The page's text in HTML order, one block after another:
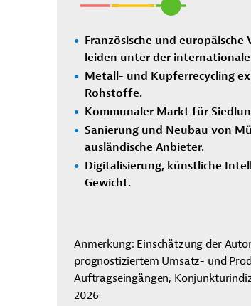
Französische und
leiden unter der
Metall- und Kupferrecycling
Rohstoffe.
Kommunaler Markt für
Sanierung und Neubau von
ausländische Anbieter.
Digitalisierung, künstliche
Gewicht.
Anmerkung: Einschätzung der
prognostiziertem Umsatz- und
Auftragseingängen,
2026